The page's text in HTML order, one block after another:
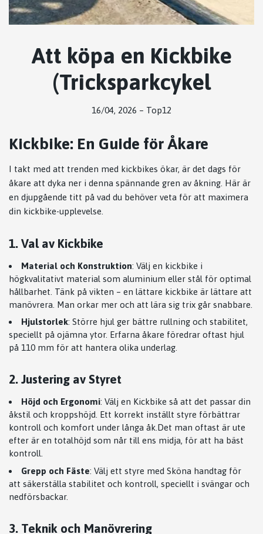
Att köpa en Kickbike
(Tricksparkcykel
16/04, 2026 – Top12
Kickbike: En Guide för Åkare
I takt med att trenden med kickbikes ökar, är det dags för
åkare att dyka ner i denna spännande gren av åkning. Här är
en djupgående titt på vad du behöver veta för att maximera
din kickbike-upplevelse.
1. Val av Kickbike
Material och Konstruktion: Välj en kickbike i
högkvalitativt material som aluminium eller stål för optimal
hållbarhet. Tänk på vikten – en lättare kickbike är lättare att
manövrera. Man orkar mer och att lära sig trix går snabbare.
Hjulstorlek: Större hjul ger bättre rullning och stabilitet,
speciellt på ojämna ytor. Erfarna åkare föredrar oftast hjul
på 110 mm för att hantera olika underlag.
2. Justering av Styret
Höjd och Ergonomi: Välj en Kickbike så att det passar din
åkstil och kroppshöjd. Ett korrekt inställt styre förbättrar
kontroll och komfort under långa åk.Det man oftast är ute
efter är en totalhöjd som når till ens midja, för att ha bäst
kontroll.
Grepp och Fäste: Välj ett styre med Sköna handtag för
att säkerställa stabilitet och kontroll, speciellt i svängar och
nedförsbackar.
3. Teknik och Manövrering